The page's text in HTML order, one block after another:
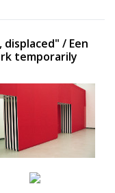
/ Een
temporarily